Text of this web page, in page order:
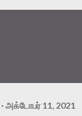
அக்டோபர் 11, 2021